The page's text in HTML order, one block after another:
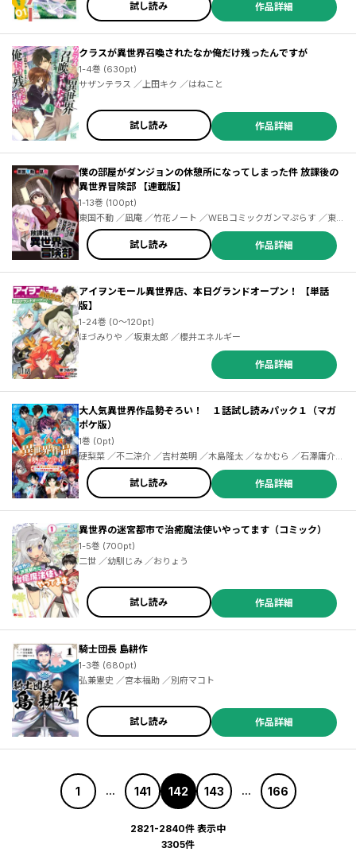
試し読み 作品詳細
クラスが異世界召喚されたなか俺だけ残ったんですが
1-4巻 (630pt)
サザンテラス ／上田キク ／はねこと
試し読み 作品詳細
僕の部屋がダンジョンの休憩所になってしまった件 放課後の
異世界冒険部 【連載版】
1-13巻 (100pt)
東国不動 ／凪庵 ／竹花ノート ／WEBコミックガンマぷらす ／東
国不動 ／凪庵 ／竹花ノート ／東国不動 ／凪庵 ／竹花ノート
試し読み 作品詳細
アイヲンモール異世界店、本日グランドオープン！ 【単話
版】
1-24巻 (0～120pt)
ほづみりや ／坂東太郎 ／櫻井エネルギー
作品詳細
大人気異世界作品勢ぞろい！ １話試し読みパック１（マガ
ポケ版）
1巻 (0pt)
硬梨菜 ／不二涼介 ／吉村英明 ／木島隆太 ／なかむら ／石澤庸介
／謙虚なサークル ／メル。 ／井上菜摘 ／未来人Ａ ／ｊｉｍｍｙ ／
藤モロホシ ／茨木野 ／ひたきゆう ／佐々木宣人 ／御子柴奈々 ／梱
枝りこ ／かのう寛人 ／萩鵜アキ ／かやはら ／宮城森成 ／さとう
／澄守彩 ／夕子 ／猿乃樹 ／勇寛 ／つくぐ
試し読み 作品詳細
異世界の迷宮都市で治癒魔法使いやってます（コミック）
1-5巻 (700pt)
二世 ／幼馴じみ ／おりょう
試し読み 作品詳細
騎士団長 島耕作
1-3巻 (680pt)
弘兼憲史 ／宮本福助 ／別府マコト
試し読み 作品詳細
1 ... 141 142 143 ... 166
2821-2840件 表示中
3305件